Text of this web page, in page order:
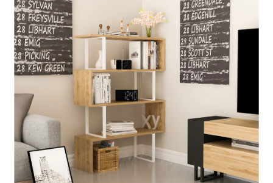
DĚTSKÝ POKOJ
KANCELÁŘ / PRACOVNA
KOUPELNA A WC
PŘEDSÍŇ
CHOVATELSKÉ POTŘEBY
DOPLŇKY A DEKORACE